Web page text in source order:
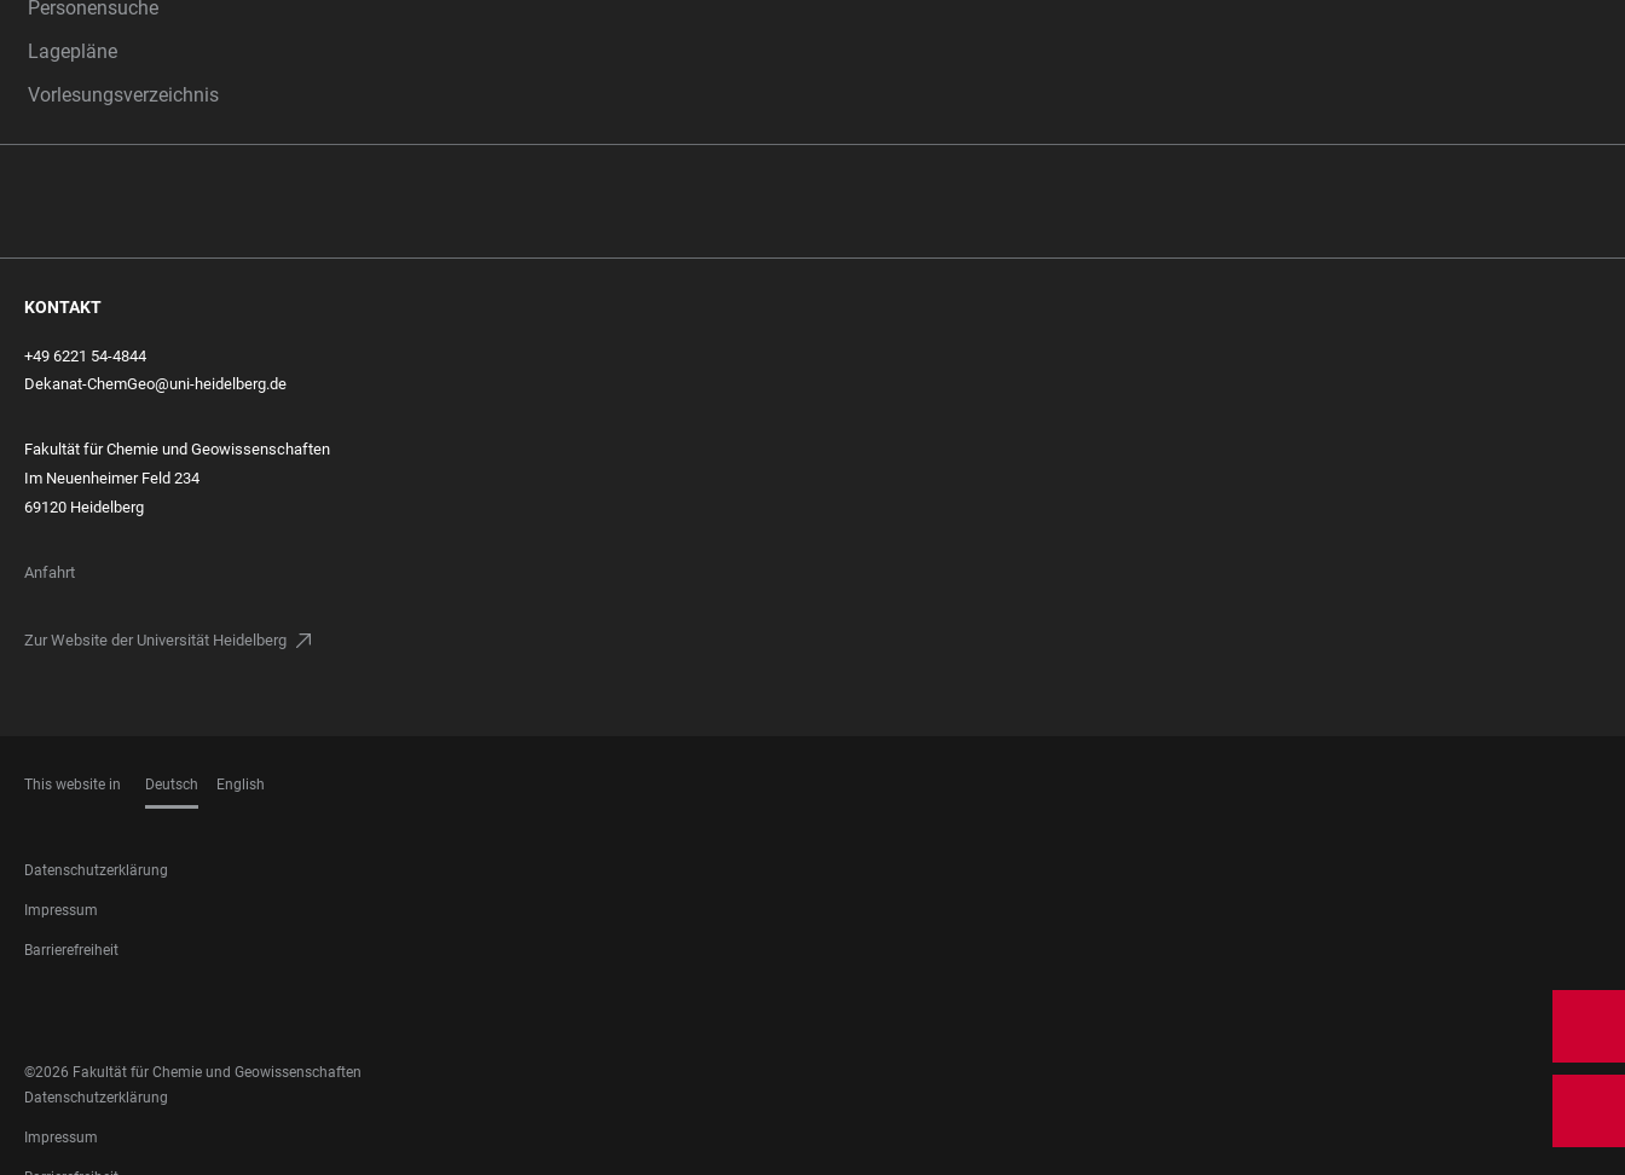
Personensuche
Lagepläne
Vorlesungsverzeichnis
KONTAKT
+49 6221 54-4844
Dekanat-ChemGeo@uni-heidelberg.de
Fakultät für Chemie und Geowissenschaften
Im Neuenheimer Feld 234
69120 Heidelberg
Anfahrt
Zur Website der Universität Heidelberg
This website in Deutsch English
FOOTER
LEGAL
Datenschutzerklärung
Impressum
Barrierefreiheit
MEDIA
©2026 Fakultät für Chemie und Geowissenschaften
FOOTER
LEGAL
Datenschutzerklärung
Impressum